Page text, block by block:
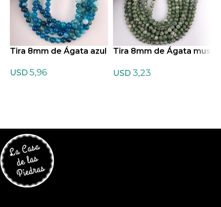
Tira 8mm de Ágata azul
USD 5,96
Tira 8mm de Ágata mus
USD 3,23